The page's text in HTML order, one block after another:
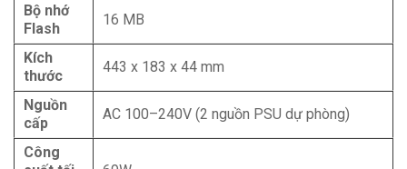
Bộ nhớ
Flash
16 MB
Kích
thước
443 x 183 x 44 mm
Nguồn
cấp
AC 100–240V (2 nguồn PSU dự phòng)
Công